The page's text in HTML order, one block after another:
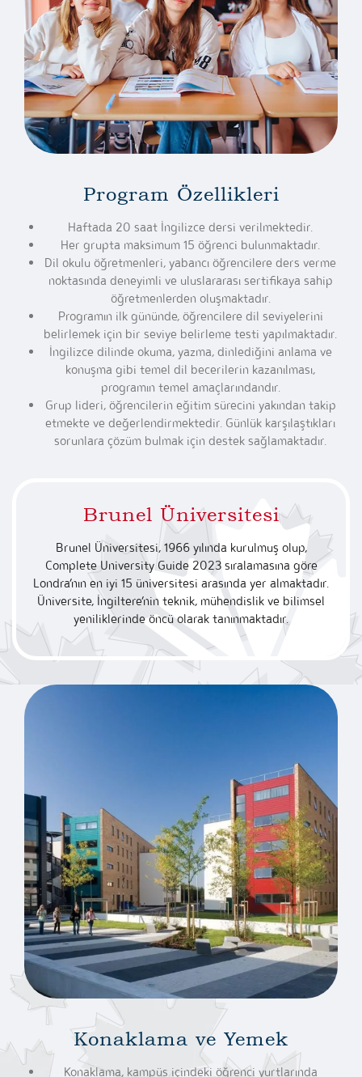
Program Özellikleri
Haftada 20 saat İngilizce dersi verilmektedir.
Her grupta maksimum 15 öğrenci bulunmaktadır.
Dil okulu öğretmenleri, yabancı öğrencilere ders verme
noktasında deneyimli ve uluslararası sertifikaya sahip
öğretmenlerden oluşmaktadır.
Programın ilk gününde, öğrencilere dil seviyelerini
belirlemek için bir seviye belirleme testi yapılmaktadır.
İngilizce dilinde okuma, yazma, dinlediğini anlama ve
konuşma gibi temel dil becerilerin kazanılması,
programın temel amaçlarındandır.
Grup lideri, öğrencilerin eğitim sürecini yakından takip
etmekte ve değerlendirmektedir. Günlük karşılaştıkları
sorunlara çözüm bulmak için destek sağlamaktadır.
Brunel Üniversitesi
Brunel Üniversitesi, 1966 yılında kurulmuş olup,
Complete University Guide 2023 sıralamasına göre
Londra’nın en iyi 15 üniversitesi arasında yer almaktadır.
Üniversite, İngiltere’nin teknik, mühendislik ve bilimsel
yeniliklerinde öncü olarak tanınmaktadır.
Konaklama ve Yemek
Konaklama, kampüs içindeki öğrenci yurtlarında